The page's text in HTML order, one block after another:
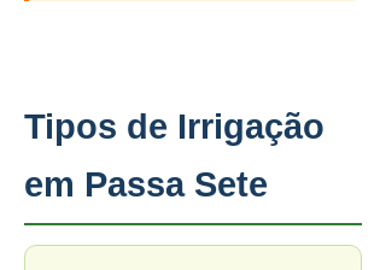
Tipos de Irrigação
em Passa Sete